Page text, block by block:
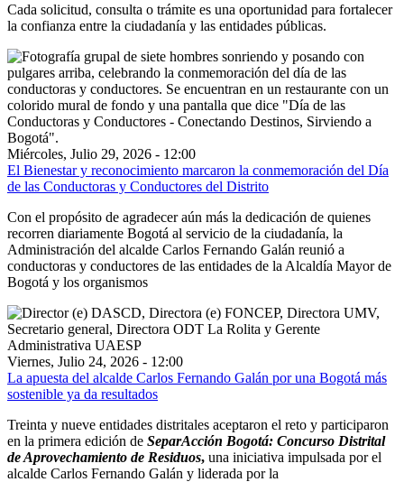
Cada solicitud, consulta o trámite es una oportunidad para fortalecer
la confianza entre la ciudadanía y las entidades públicas.
Miércoles, Julio 29, 2026 - 12:00
El Bienestar y reconocimiento marcaron la conmemoración del Día
de las Conductoras y Conductores del Distrito
Con el propósito de agradecer aún más la dedicación de quienes
recorren diariamente Bogotá al servicio de la ciudadanía, la
Administración del alcalde Carlos Fernando Galán reunió a
conductoras y conductores de las entidades de la Alcaldía Mayor de
Bogotá y los organismos
Viernes, Julio 24, 2026 - 12:00
La apuesta del alcalde Carlos Fernando Galán por una Bogotá más
sostenible ya da resultados
Treinta y nueve entidades distritales aceptaron el reto y participaron
en la primera edición de SeparAcción Bogotá: Concurso Distrital
de Aprovechamiento de Residuos, una iniciativa impulsada por el
alcalde Carlos Fernando Galán y liderada por la